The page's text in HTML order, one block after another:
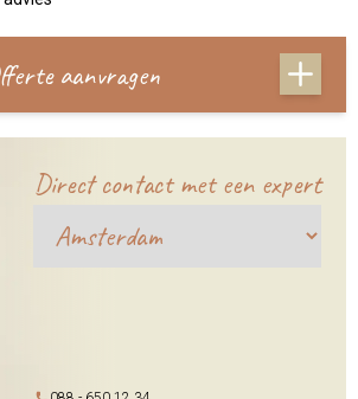
aanvragen
Direct contact met een expert